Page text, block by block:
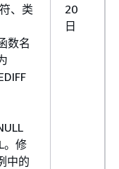
、类
数名
。修
中的
20
日